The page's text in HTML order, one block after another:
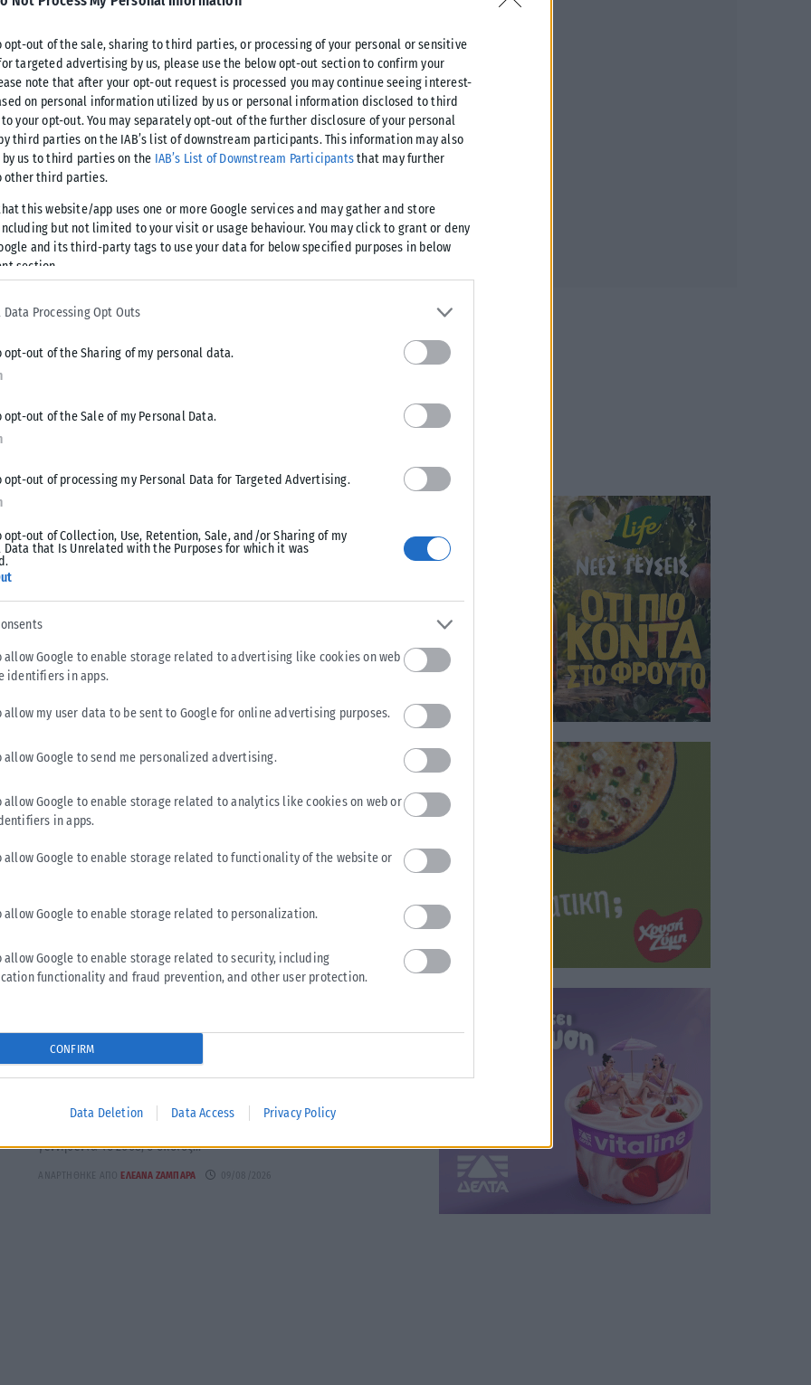
opt-out of the sale, sharing to third parties, or processing of your personal or sensitive
targeted advertising by us, please use the below opt-out section to confirm your
note that after your opt-out request is processed you may continue seeing interest-
on personal information utilized by us or personal information disclosed to third
your opt-out. You may separately opt-out of the further disclosure of your personal
third parties on the IAB’s list of downstream participants. This information may also
by us to third parties on the IAB’s List of Downstream Participantsthat may further
other third parties.
this website/app uses one or more Google services and may gather and store
but not limited to your visit or usage behaviour. You may click to grant or deny
and its third-party tags to use your data for below specified purposes in below
section.
Data Processing Opt Outs
opt-out of the Sharing of my personal data.
opt-out of the Sale of my Personal Data.
opt-out of processing my Personal Data for Targeted Advertising.
opt-out of Collection, Use, Retention, Sale, and/or Sharing of my
Data that Is Unrelated with the Purposes for which it was
allow Google to enable storage related to advertising like cookies on web
identifiers in apps.
allow my user data to be sent to Google for online advertising purposes.
allow Google to send me personalized advertising.
allow Google to enable storage related to analytics like cookies on web or
in apps.
allow Google to enable storage related to functionality of the website or
allow Google to enable storage related to personalization.
allow Google to enable storage related to security, including
functionality and fraud prevention, and other user protection.
CONFIRM
Data Deletion Data Access Privacy Policy
αστυνομικής επιχείρησης της
οι οποίοι φέρονται να συνδέονται με εγκληματικά
Τούρκο και μία 28χρονη Γαλλίδα, στην κατοχή των οποίων
καθώς και για έναν 30χρονο Τούρκο, σε βάρος του οποίου
Θεσσαλονίκης και παραπέμφθηκαν να
γιαεμπορία ναρκωτικών.
και στη συνέχεια στις φυλακές, ενώ αναμένεται να
Send
ΕΛΛΆΔΑ
Θεσσαλονίκη: Συνελήφθη νεαρός με όπλο ρέπλικα
Aστυνομικοί στη Θεσσαλονίκη προχώρησαν στη σύλληψη ενός
γεννηθέντα το 2008, ο οποίος...
ΑΝΑΡΤΉΘΗΚΕ ΑΠΌ ΕΛΕΆΝΑ ΖΑΜΠΆΡΑ 09/08/2026